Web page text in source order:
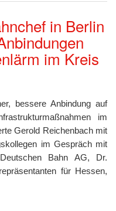
in Berlin
im Kreis
bessere Anbindung auf
im
Gerold Reichenbach mit
im Gespräch mit
Bahn AG, Dr.
für Hessen,